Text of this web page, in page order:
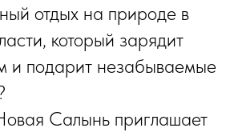
отдых на природе в
который зарядит
и подарит незабываемые
Салынь приглашает